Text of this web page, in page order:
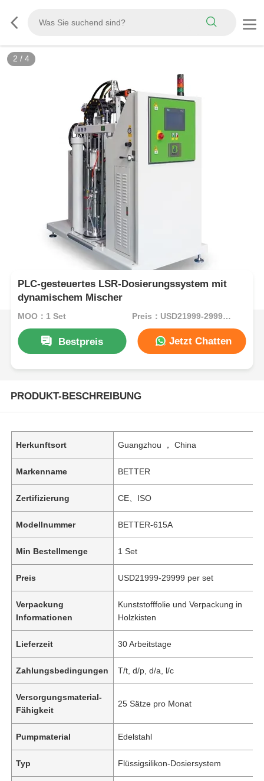
2 / 4
PLC-gesteuertes LSR-Dosierungssystem mit
dynamischem Mischer
MOQ：1 Set Preis：USD21999-29999 per set
Bestpreis Jetzt Chatten
PRODUKT-BESCHREIBUNG
Herkunftsort Guangzhou ， China
Markenname BETTER
Zertifizierung CE、ISO
Modellnummer BETTER-615A
Min Bestellmenge 1 Set
Preis USD21999-29999 per set
Verpackung
Informationen
Kunststofffolie und Verpackung in
Holzkisten
Lieferzeit 30 Arbeitstage
Zahlungsbedingungen T/t, d/p, d/a, l/c
Versorgungsmaterial-
Fähigkeit
25 Sätze pro Monat
Pumpmaterial Edelstahl
Typ Flüssigsilikon-Dosiersystem